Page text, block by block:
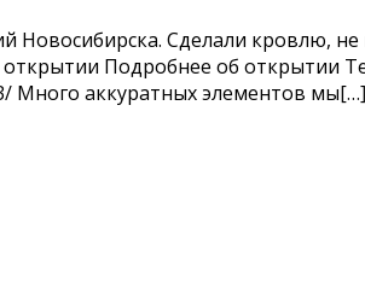
Сделали кровлю, не
Подробнее об открытии
Много аккуратных элементов мы[…]